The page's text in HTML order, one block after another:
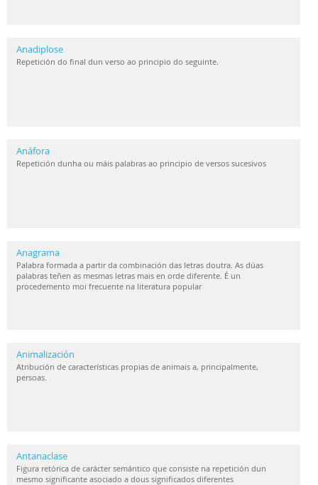
Anadiplose
Repetición do final dun verso ao principio do seguinte.
Anáfora
Repetición dunha ou máis palabras ao principio de versos sucesivos
Anagrama
Palabra formada a partir da combinación das letras doutra. As dúas
palabras teñen as mesmas letras mais en orde diferente. É un
procedemento moi frecuente na literatura popular
Animalización
Atribución de características propias de animais a, principalmente,
persoas.
Antanaclase
Figura retórica de carácter semántico que consiste na repetición dun
mesmo significante asociado a dous significados diferentes